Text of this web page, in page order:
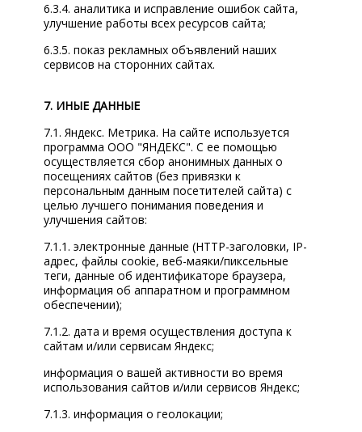
6.3.4. аналитика и исправление ошибок сайта,
улучшение работы всех ресурсов сайта;
6.3.5. показ рекламных объявлений наших
сервисов на сторонних сайтах.
7. ИНЫЕ ДАННЫЕ
7.1. Яндекс. Метрика. На сайте используется
программа ООО "ЯНДЕКС". С ее помощью
осуществляется сбор анонимных данных о
посещениях сайтов (без привязки к
персональным данным посетителей сайта) с
целью лучшего понимания поведения и
улучшения сайтов:
7.1.1. электронные данные (HTTP-заголовки, IP-
адрес, файлы cookie, веб-маяки/пиксельные
теги, данные об идентификаторе браузера,
информация об аппаратном и программном
обеспечении);
7.1.2. дата и время осуществления доступа к
сайтам и/или сервисам Яндекс;
информация о вашей активности во время
использования сайтов и/или сервисов Яндекс;
7.1.3. информация о геолокации;